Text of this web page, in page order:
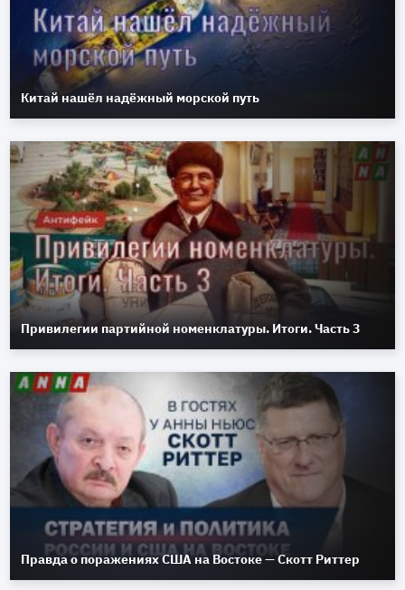
Китай нашёл надёжный морской путь
Привилегии партийной номенклатуры. Итоги. Часть 3
Правда о поражениях США на Востоке — Скотт Риттер